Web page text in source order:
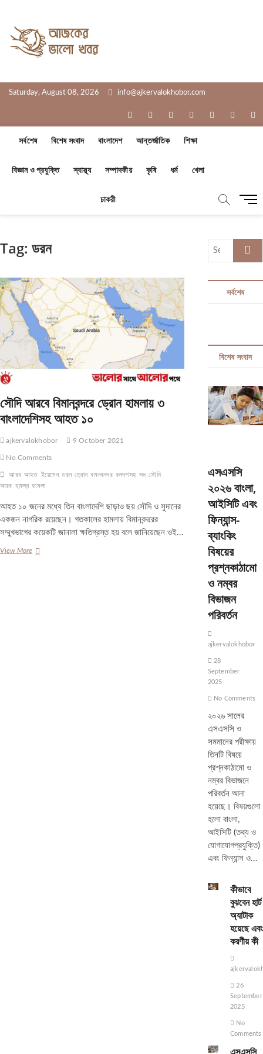
content
Saturday, August 08, 2026 info@ajkervalokhobor.com
facebooktwitterpinterestdribbbleinstagramflickr
সর্বশেষ বিশেষ সংবাদ বাংলাদেশ আন্তর্জাতিক শিক্ষা
বিজ্ঞান ও প্রযুক্তি স্বাস্থ্য সম্পাদকীয় কৃষি ধর্ম খেলা
চাকরী
M
u
u
t
o
Tag: ডরন
সৌদি আরবে বিমানবন্দরে ড্রোন হামলায় ৩
বাংলাদেশিসহ আহত ১০
ajkervalokhobor 9 October 2021
No Comments
আরব আহত ইয়েমেন ডরন ড্রোন বমনবনদর বলদশসহ সদ সৌদি
আরব হমলয় হামলা
আহত ১০ জনের মধ্যে তিন বাংলাদেশি ছাড়াও ছয় সৌদি ও সুদানের
একজন নাগরিক রয়েছেন। গতকালের হামলায় বিমানবন্দরের
সম্মুখভাগের কয়েকটি জানালা ক্ষতিগ্রস্ত হয় বলে জানিয়েছেন ওই…
View Moreসৌদি
Search
সর্বশেষ
বিশেষ সংবাদ
এসএসসি
২০২৬ বাংলা,
আইসিটি এবং
ফিন্যান্স-
ব্যাংকিং
বিষয়ের
প্রশ্নকাঠামো
ও নম্বর
বিভাজন
পরিবর্তন
ajkervalokhobor
28
September
2025
No Comments
২০২৬ সালের
এসএসসি ও
সমমানের পরীক্ষায়
তিনটি বিষয়ে
প্রশ্নকাঠামো ও
নম্বর বিভাজনে
পরিবর্তন আনা
হয়েছে। বিষয়গুলো
হলো বাংলা,
আইসিটি (তথ্য ও
যোগাযোগপ্রযুক্তি)
এবং ফিন্যান্স ও…
কীভাবে
বুঝবেন হার্ট
অ্যাটাক
হয়েছে এবং
করণীয় কী
26
September
2025
No
Comments